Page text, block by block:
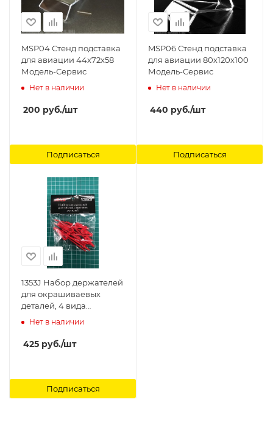
MSP04 Стенд подставка
для авиации 44х72х58
Модель-Сервис
Нет в наличии
200 руб./шт
Подписаться
MSP06 Стенд подставка
для авиации 80х120х100
Модель-Сервис
Нет в наличии
440 руб./шт
Подписаться
1353J Набор держателей
для окрашиваевых
деталей, 4 вида
держателей Jas
Нет в наличии
425 руб./шт
Подписаться